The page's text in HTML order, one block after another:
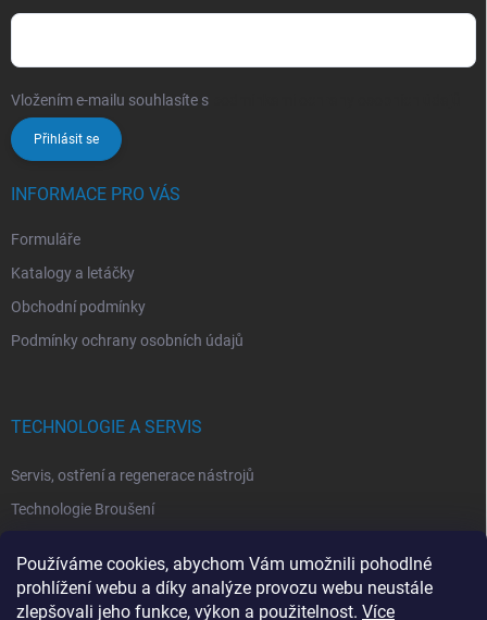
Používáme cookies, abychom Vám umožnili pohodlné
prohlížení webu a díky analýze provozu webu neustále
zlepšovali jeho funkce, výkon a použitelnost. Více
Vložením e-mailu souhlasíte s
Přihlásit se
INFORMACE PRO VÁS
Formuláře
Katalogy a letáčky
Obchodní podmínky
Podmínky ochrany osobních údajů
TECHNOLOGIE A SERVIS
Servis, ostření a regenerace nástrojů
Technologie Broušení
Technologie Laserová Ablace